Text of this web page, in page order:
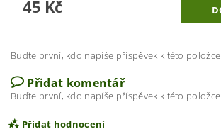
45 Kč
Buďte první, kdo napíše příspěvek k této položce.
Přidat komentář
Buďte první, kdo napíše příspěvek k této položce.
Přidat hodnocení